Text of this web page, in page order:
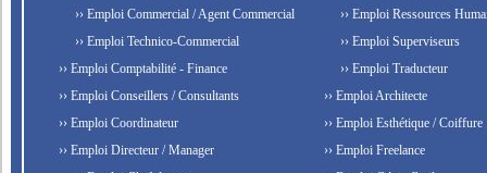
›› Emploi Commercial / Agent Commercial
›› Emploi Technico-Commercial
›› Emploi Comptabilité - Finance
›› Emploi Conseillers / Consultants
›› Emploi Coordinateur
›› Emploi Directeur / Manager
›› Emploi Ressources
›› Emploi Superviseurs
›› Emploi Traducteur
›› Emploi Architecte
›› Emploi Esthétique / Coiffure
›› Emploi Freelance